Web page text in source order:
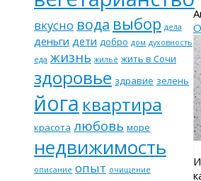
вкусно вода выбор дела
деньги дети добро дом духовность
еда жизнь жильё жить в Сочи
здоровье здравие зелень
йога квартира
красота любовь море
недвижимость
описание опыт очищение